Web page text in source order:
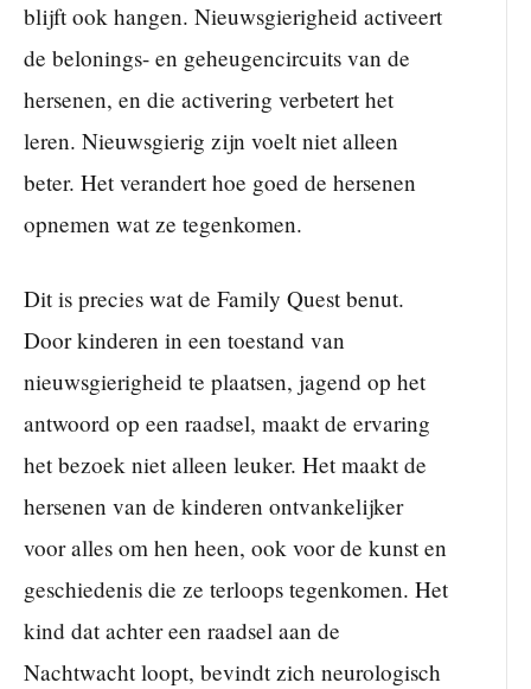
blijft ook hangen. Nieuwsgierigheid activeert
de belonings- en geheugencircuits van de
hersenen, en die activering verbetert het
leren. Nieuwsgierig zijn voelt niet alleen
beter. Het verandert hoe goed de hersenen
opnemen wat ze tegenkomen.
Dit is precies wat de Family Quest benut.
Door kinderen in een toestand van
nieuwsgierigheid te plaatsen, jagend op het
antwoord op een raadsel, maakt de ervaring
het bezoek niet alleen leuker. Het maakt de
hersenen van de kinderen ontvankelijker
voor alles om hen heen, ook voor de kunst en
geschiedenis die ze terloops tegenkomen. Het
kind dat achter een raadsel aan de
Nachtwacht loopt, bevindt zich neurologisch